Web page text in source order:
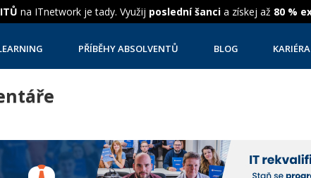
na ITnetwork je tady. Využij poslední šanci a získej až 80 %
PŘÍBĚHY ABSOLVENTŮ BLOG KARIÉRA